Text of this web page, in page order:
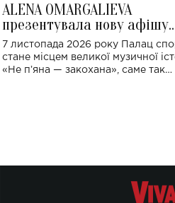
ALENA OMARGALIEVA
презентувала нову афішу
великого концерту в
спорту
7 листопада 2026 року Палац
стане місцем великої музичної
«Не пʼяна — закохана», саме так